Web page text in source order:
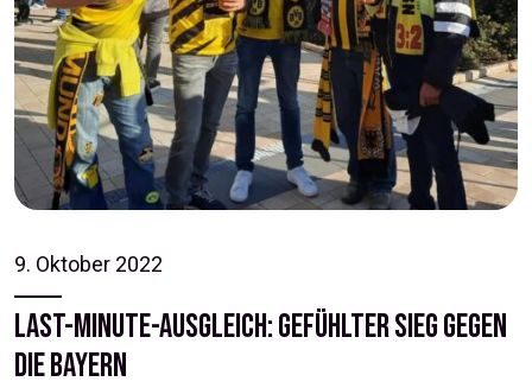
9. Oktober 2022
Last-Minute-Ausgleich: Gefühlter Sieg gegen
die Bayern